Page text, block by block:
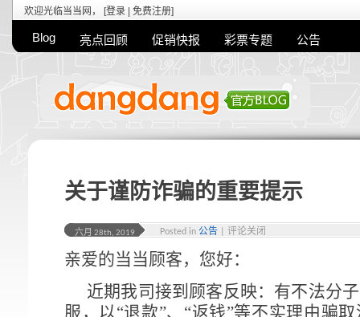
欢迎光临当当网， [登录 免费注册]
Blog 亮点回顾 促销快报 彩票专题 公告
关于谨防诈骗的重要提示
六月 28th, 2019 Posted in 公告 评论关闭
亲爱的当当顾客，您好：
近期我司接到顾客反映：有不法分
服，以“退款”、“返钱”等不实理由骗